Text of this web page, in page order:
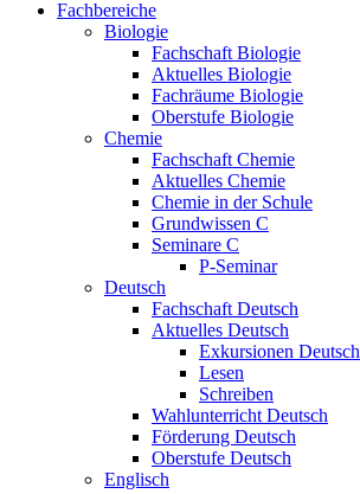
Fachbereiche
Biologie
Fachschaft Biologie
Aktuelles Biologie
Fachräume Biologie
Oberstufe Biologie
Chemie
Fachschaft Chemie
Aktuelles Chemie
Chemie in der Schule
Grundwissen C
Seminare C
P-Seminar
Deutsch
Fachschaft Deutsch
Aktuelles Deutsch
Exkursionen Deutsch
Lesen
Schreiben
Wahlunterricht Deutsch
Förderung Deutsch
Oberstufe Deutsch
Englisch